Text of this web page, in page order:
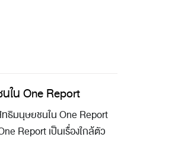
ใน One Report
ธิมนุษยชนใน One Report
Report เป็นเรื่องใกล้ตัว